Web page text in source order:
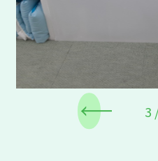
4